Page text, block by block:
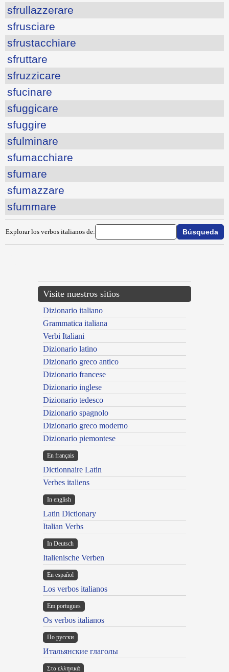
sfrullazzerare
sfrusciare
sfrustacchiare
sfruttare
sfruzzicare
sfucinare
sfuggicare
sfuggire
sfulminare
sfumacchiare
sfumare
sfumazzare
sfummare
Explorar los verbos italianos de:
Visite nuestros sitios
Dizionario italiano
Grammatica italiana
Verbi Italiani
Dizionario latino
Dizionario greco antico
Dizionario francese
Dizionario inglese
Dizionario tedesco
Dizionario spagnolo
Dizionario greco moderno
Dizionario piemontese
En français
Dictionnaire Latin
Verbes italiens
In english
Latin Dictionary
Italian Verbs
In Deutsch
Italienische Verben
En español
Los verbos italianos
Em portugues
Os verbos italianos
По русски
Итальянские глаголы
Στα ελληνικά